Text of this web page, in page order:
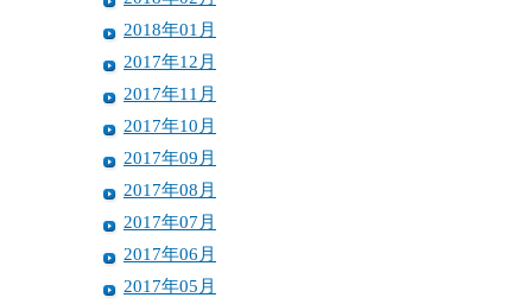
2018年01月
2017年12月
2017年11月
2017年10月
2017年09月
2017年08月
2017年07月
2017年06月
2017年05月